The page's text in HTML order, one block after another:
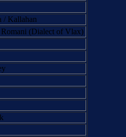
/ Kallahan
Romani (Dialect of Vlax)